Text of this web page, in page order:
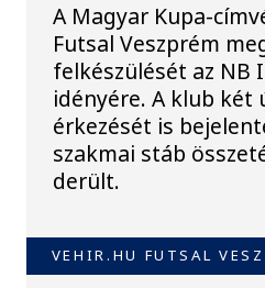
A Magyar Kupa-
Futsal Veszprém
felkészülését az NB
idényére. A klub két
érkezését is
szakmai stáb
derült.
VEHIR.HU FUTSAL